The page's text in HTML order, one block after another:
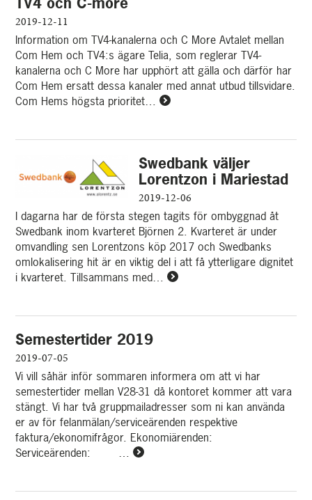
stipendiet
2020
2019-12-11
Information om TV4-kanalerna och C More Avtalet mellan
Com Hem och TV4:s ägare Telia, som reglerar TV4-
kanalerna och C More har upphört att gälla och därför har
Com Hem ersatt dessa kanaler med annat utbud tillsvidare.
Com Hems högsta prioritet… Läs
och
C-
more
Swedbank väljer
Lorentzon i Mariestad
2019-12-06
I dagarna har de första stegen tagits för ombyggnad åt
Swedbank inom kvarteret Björnen 2. Kvarteret är under
omvandling sen Lorentzons köp 2017 och Swedbanks
omlokalisering hit är en viktig del i att få ytterligare dignitet
i kvarteret. Tillsammans med… Läs
Mariestad
Semestertider 2019
2019-07-05
Vi vill såhär inför sommaren informera om att vi har
semestertider mellan V28-31 då kontoret kommer att vara
stängt. Vi har två gruppmailadresser som ni kan använda
er av för felanmälan/serviceärenden respektive
faktura/ekonomifrågor. Ekonomiärenden:
Serviceärenden: … Läs